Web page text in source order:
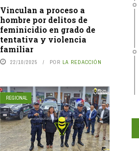
Vinculan a proceso a
hombre por delitos de
feminicidio en grado de
tentativa y violencia
familiar
22/10/2025 POR LA REDACCIÓN
REGIONAL